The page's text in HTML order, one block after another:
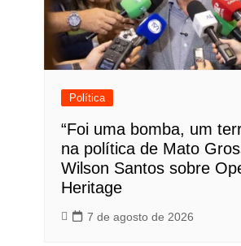
Política
“Foi uma bomba, um
na política de Mato
Wilson Santos sobre
Heritage
7 de agosto de 2026